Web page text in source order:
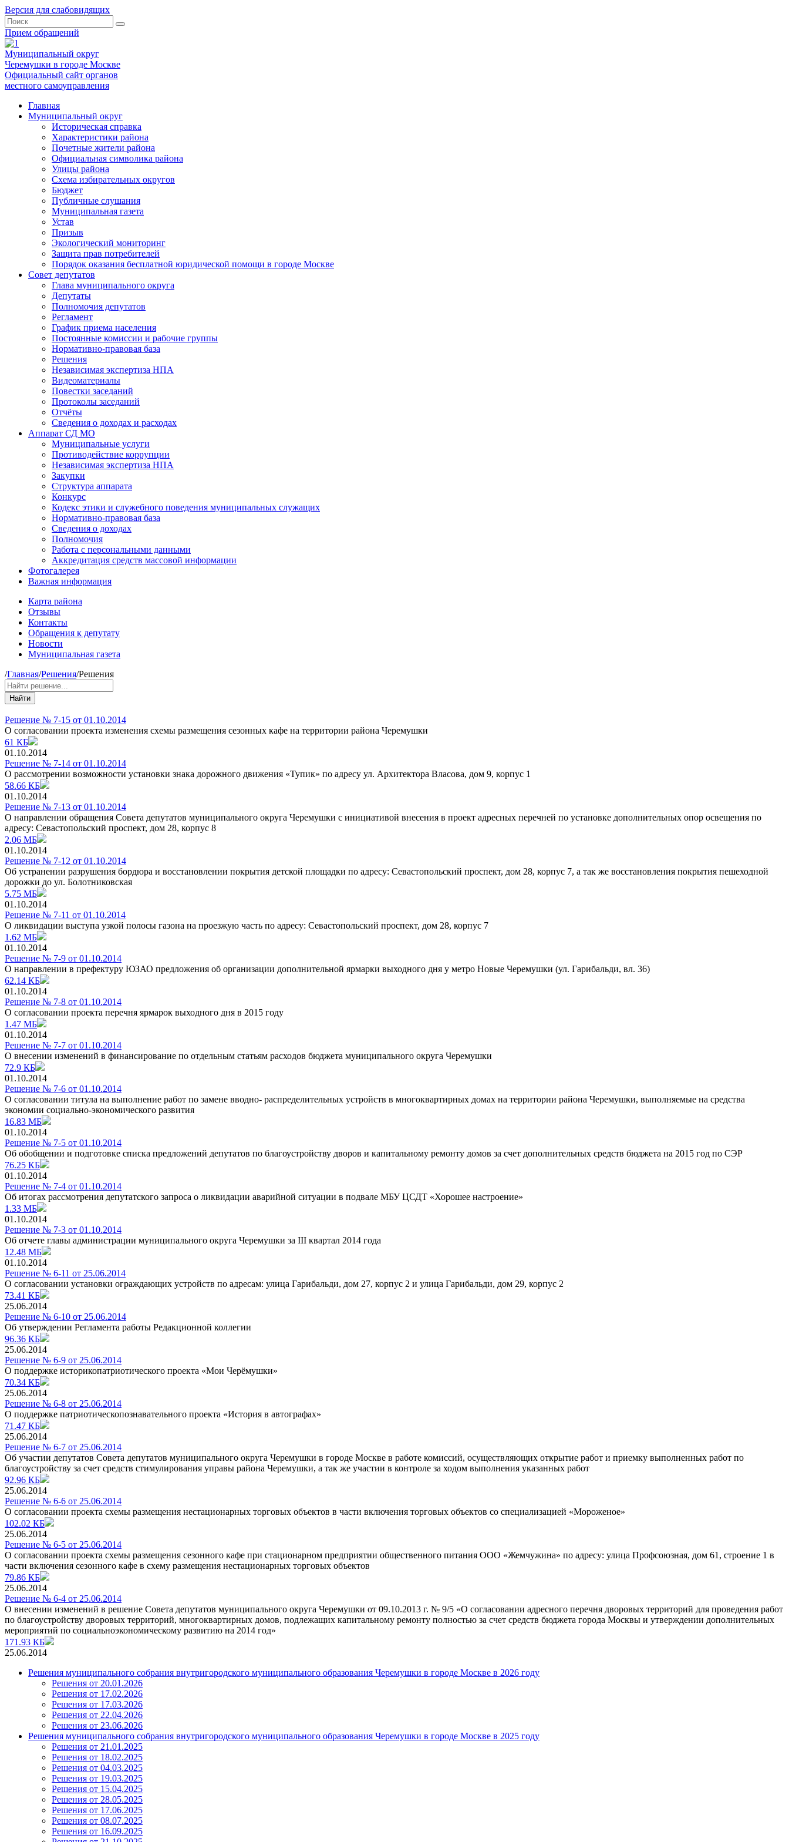
Версия для слабовидящих
Прием обращений
Муниципальный округ
Черемушки в городе Москве
Официальный сайт органов
местного самоуправления
Главная
Муниципальный округ
Историческая справка
Характеристики района
Почетные жители района
Официальная символика района
Улицы района
Схема избирательных округов
Бюджет
Публичные слушания
Муниципальная газета
Устав
Призыв
Экологический мониторинг
Защита прав потребителей
Порядок оказания бесплатной юридической помощи в городе Москве
Совет депутатов
Глава муниципального округа
Депутаты
Полномочия депутатов
Регламент
График приема населения
Постоянные комиссии и рабочие группы
Нормативно-правовая база
Решения
Независимая экспертиза НПА
Видеоматериалы
Повестки заседаний
Протоколы заседаний
Отчёты
Сведения о доходах и расходах
Аппарат СД МО
Муниципальные услуги
Противодействие коррупции
Независимая экспертиза НПА
Закупки
Структура аппарата
Конкурс
Кодекс этики и служебного поведения муниципальных служащих
Нормативно-правовая база
Сведения о доходах
Полномочия
Работа с персональными данными
Аккредитация средств массовой информации
Фотогалерея
Важная информация
Карта района
Отзывы
Контакты
Обращения к депутату
Новости
Муниципальная газета
/Главная/Решения/Решения
Найти
Решение № 7-15 от 01.10.2014
О согласовании проекта изменения схемы размещения сезонных кафе на территории района Черемушки
61 КБ
01.10.2014
Решение № 7-14 от 01.10.2014
О рассмотрении возможности установки знака дорожного движения «Тупик» по адресу ул. Архитектора Власова, дом 9, корпус 1
58.66 КБ
01.10.2014
Решение № 7-13 от 01.10.2014
О направлении обращения Совета депутатов муниципального округа Черемушки с инициативой внесения в проект адресных перечней по установке дополнительных опор освещения по
адресу: Севастопольский проспект, дом 28, корпус 8
2.06 МБ
01.10.2014
Решение № 7-12 от 01.10.2014
Об устранении разрушения бордюра и восстановлении покрытия детской площадки по адресу: Севастопольский проспект, дом 28, корпус 7, а так же восстановления покрытия пешеходной
дорожки до ул. Болотниковская
5.75 МБ
01.10.2014
Решение № 7-11 от 01.10.2014
О ликвидации выступа узкой полосы газона на проезжую часть по адресу: Севастопольский проспект, дом 28, корпус 7
1.62 МБ
01.10.2014
Решение № 7-9 от 01.10.2014
О направлении в префектуру ЮЗАО предложения об организации дополнительной ярмарки выходного дня у метро Новые Черемушки (ул. Гарибальди, вл. 36)
62.14 КБ
01.10.2014
Решение № 7-8 от 01.10.2014
О согласовании проекта перечня ярмарок выходного дня в 2015 году
1.47 МБ
01.10.2014
Решение № 7-7 от 01.10.2014
О внесении изменений в финансирование по отдельным статьям расходов бюджета муниципального округа Черемушки
72.9 КБ
01.10.2014
Решение № 7-6 от 01.10.2014
О согласовании титула на выполнение работ по замене вводно- распределительных устройств в многоквартирных домах на территории района Черемушки, выполняемые на средства
экономии социально-экономического развития
16.83 МБ
01.10.2014
Решение № 7-5 от 01.10.2014
Об обобщении и подготовке списка предложений депутатов по благоустройству дворов и капитальному ремонту домов за счет дополнительных средств бюджета на 2015 год по СЭР
76.25 КБ
01.10.2014
Решение № 7-4 от 01.10.2014
Об итогах рассмотрения депутатского запроса о ликвидации аварийной ситуации в подвале МБУ ЦСДТ «Хорошее настроение»
1.33 МБ
01.10.2014
Решение № 7-3 от 01.10.2014
Об отчете главы администрации муниципального округа Черемушки за III квартал 2014 года
12.48 МБ
01.10.2014
Решение № 6-11 от 25.06.2014
О согласовании установки ограждающих устройств по адресам: улица Гарибальди, дом 27, корпус 2 и улица Гарибальди, дом 29, корпус 2
73.41 КБ
25.06.2014
Решение № 6-10 от 25.06.2014
Об утверждении Регламента работы Редакционной коллегии
96.36 КБ
25.06.2014
Решение № 6-9 от 25.06.2014
О поддержке историкопатриотического проекта «Мои Черёмушки»
70.34 КБ
25.06.2014
Решение № 6-8 от 25.06.2014
О поддержке патриотическопознавательного проекта «История в автографах»
71.47 КБ
25.06.2014
Решение № 6-7 от 25.06.2014
Об участии депутатов Совета депутатов муниципального округа Черемушки в городе Москве в работе комиссий, осуществляющих открытие работ и приемку выполненных работ по
благоустройству за счет средств стимулирования управы района Черемушки, а так же участии в контроле за ходом выполнения указанных работ
92.96 КБ
25.06.2014
Решение № 6-6 от 25.06.2014
О согласовании проекта схемы размещения нестационарных торговых объектов в части включения торговых объектов со специализацией «Мороженое»
102.02 КБ
25.06.2014
Решение № 6-5 от 25.06.2014
О согласовании проекта схемы размещения сезонного кафе при стационарном предприятии общественного питания ООО «Жемчужина» по адресу: улица Профсоюзная, дом 61, строение 1 в
части включения сезонного кафе в схему размещения нестационарных торговых объектов
79.86 КБ
25.06.2014
Решение № 6-4 от 25.06.2014
О внесении изменений в решение Совета депутатов муниципального округа Черемушки от 09.10.2013 г. № 9/5 «О согласовании адресного перечня дворовых территорий для проведения работ
по благоустройству дворовых территорий, многоквартирных домов, подлежащих капитальному ремонту полностью за счет средств бюджета города Москвы и утверждении дополнительных
мероприятий по социальноэкономическому развитию на 2014 год»
171.93 КБ
25.06.2014
Решения муниципального собрания внутригородского муниципального образования Черемушки в городе Москве в 2026 году
Решения от 20.01.2026
Решения от 17.02.2026
Решения от 17.03.2026
Решения от 22.04.2026
Решения от 23.06.2026
Решения муниципального собрания внутригородского муниципального образования Черемушки в городе Москве в 2025 году
Решения от 21.01.2025
Решения от 18.02.2025
Решения от 04.03.2025
Решения от 19.03.2025
Решения от 15.04.2025
Решения от 28.05.2025
Решения от 17.06.2025
Решения от 08.07.2025
Решения от 16.09.2025